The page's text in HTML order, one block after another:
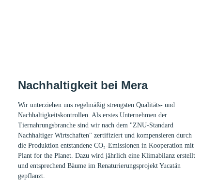
Nachhaltigkeit bei Mera
Wir unterziehen uns regelmäßig strengsten Qualitäts- und
Nachhaltigkeitskontrollen. Als erstes Unternehmen der
Tiernahrungsbranche sind wir nach dem "ZNU-Standard
Nachhaltiger Wirtschaften" zertifiziert und kompensieren durch
die Produktion entstandene CO₂-Emissionen in Kooperation mit
Plant for the Planet. Dazu wird jährlich eine Klimabilanz erstellt
und entsprechend Bäume im Renaturierungsprojekt Yucatán
gepflanzt.